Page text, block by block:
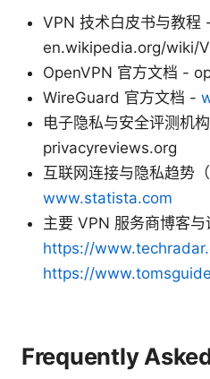
VPN 技术白皮书与教程
en.wikipedia.org/wiki/
OpenVPN 官方文档 -
WireGuard 官方文档 -
电子隐私与安全评测机
privacyreviews.org
互联网连接与隐私趋势
www.statista.com
主要 VPN 服务商博客
https://
https://
Frequently